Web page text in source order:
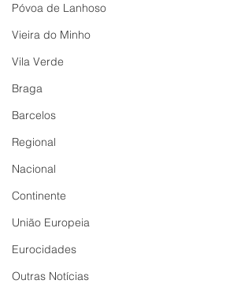
Póvoa de Lanhoso
Vieira do Minho
Vila Verde
Braga
Barcelos
Regional
Nacional
Continente
União Europeia
Eurocidades
Outras Notícias